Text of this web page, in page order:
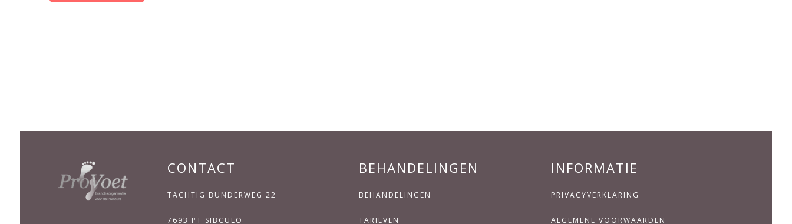
CONTACT
TACHTIG BUNDERWEG 22
7693 PT SIBCULO
BEHANDELINGEN
BEHANDELINGEN
TARIEVEN
INFORMATIE
PRIVACYVERKLARING
ALGEMENE VOORWAARDEN